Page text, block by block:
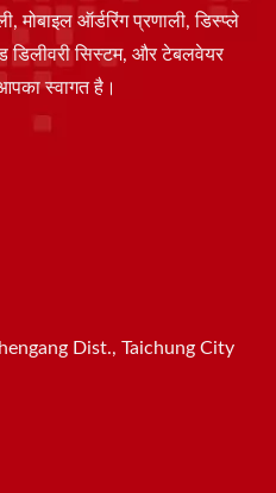
मोबाइल ऑर्डरिंग प्रणाली, डिस्प्ले
डिलीवरी सिस्टम, और टेबलवेयर
स्वागत है।
Dist., Taichung City